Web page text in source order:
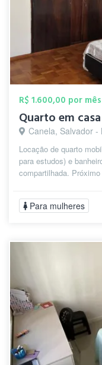
R$ 1.600,00 por mês
Quarto em
Canela, Salvador -
Locação de quarto
para estudos) e
compartilhada.
Para mulheres